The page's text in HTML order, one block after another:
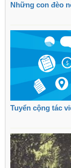
Những con đèo
Tuyển cộng tác